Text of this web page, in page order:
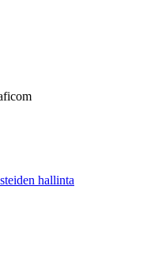
hallinta